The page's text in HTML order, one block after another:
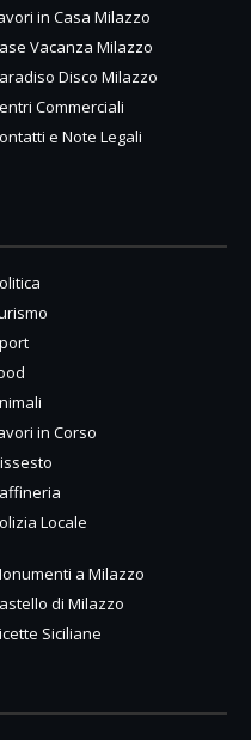
in Casa Milazzo
Vacanza Milazzo
Disco Milazzo
Commerciali
e Note Legali
in Corso
Locale
a Milazzo
di Milazzo
Siciliane